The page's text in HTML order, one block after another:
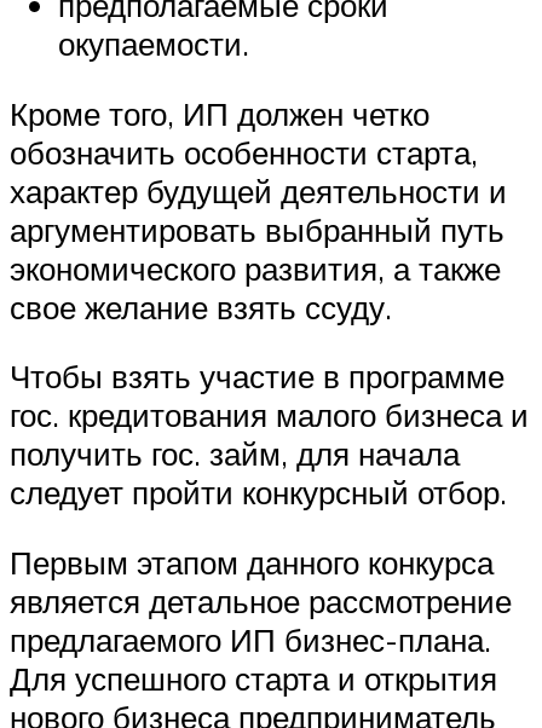
окупаемости.
Кроме того, ИП должен четко
обозначить особенности старта,
характер будущей деятельности и
аргументировать выбранный путь
экономического развития, а также
свое желание взять ссуду.
Чтобы взять участие в программе
гос. кредитования малого бизнеса и
получить гос. займ, для начала
следует пройти конкурсный отбор.
Первым этапом данного конкурса
является детальное рассмотрение
предлагаемого ИП бизнес-плана.
Для успешного старта и открытия
нового бизнеса предприниматель